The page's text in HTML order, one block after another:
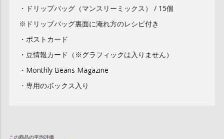
・ドリップバッグ（マンスリーミックス） / 15個
※ドリップバッグ裏面に淹れ方のレシピ付き
・ポストカード
・豆情報カード（※グラフィックは入りません）
・Monthly Beans Magazine
・専用のボックス入り